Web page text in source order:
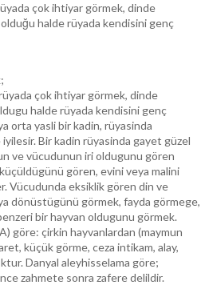
çok ihtiyar görmek, dinde
halde rüyada kendisini genç
çok ihtiyar görmek, dinde
halde rüyada kendisini genç
orta yasli bir kadin, rüyasinda
Bir kadin rüyasinda gayet güzel
ve vücudunun iri oldugunu gören
gören, evini veya malini
Vücudunda eksiklik gören din ve
dönüstügünü görmek, fayda görmege,
bir hayvan oldugunu görmek.
göre: çirkin hayvanlardan (maymun
küçük görme, ceza intikam, alay,
Danyal aleyhisselama göre;
zahmete sonra zafere delildir.